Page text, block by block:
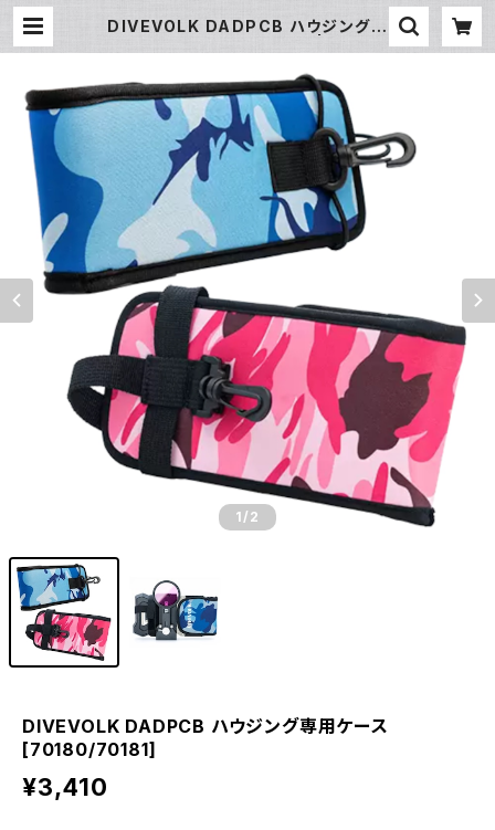
DIVEVOLK DADPCB ハウジング専
1 /2
DIVEVOLK DADPCB ハウジング専用ケース
[70180/70181]
¥3,410